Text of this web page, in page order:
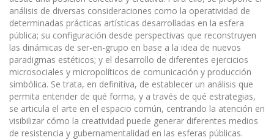
análisis de diversas consideraciones como la operatividad de
determinadas prácticas artísticas desarrolladas en la esfera
pública; su configuración desde perspectivas que recon­struyen
las dinámicas de ser-en-grupo en base a la idea de nuevos
paradigmas estéticos; y el desar­rollo de diferentes ejercicios
microsociales y micropolíticos de comunicación y producción
simbólica. Se trata, en definitiva, de establecer un análisis que
permita entender de qué forma, y a través de qué estrategias,
se articula el arte en el espacio común, centrando la atención en
visibilizar cómo la creatividad puede generar diferentes medios
de resistencia y gubernamentalidad en las esferas públicas.